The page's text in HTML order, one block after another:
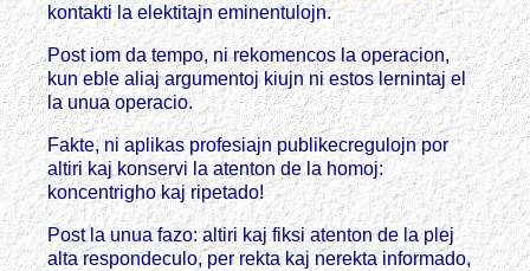
kontakti la elektitajn eminentulojn.
Post iom da tempo, ni rekomencos la operacion,
kun eble aliaj argumentoj kiujn ni estos lernintaj el
la unua operacio.
Fakte, ni aplikas profesiajn publikecregulojn por
altiri kaj konservi la atenton de la homoj:
koncentrigho kaj ripetado!
Post la unua fazo: altiri kaj fiksi atenton de la plej
alta respondeculo, per rekta kaj nerekta informado,